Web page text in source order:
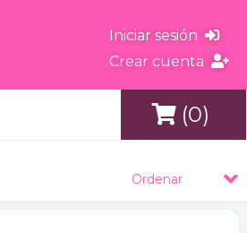
Iniciar sesión
Crear cuenta
(0)
Ordenar